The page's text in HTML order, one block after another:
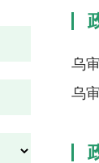
乌
乌